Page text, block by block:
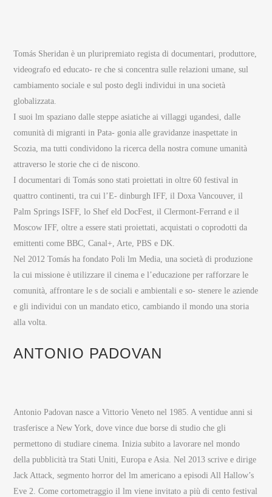
Tomás Sheridan è un pluripremiato regista di documentari, produttore,
videografo ed educato- re che si concentra sulle relazioni umane, sul
cambiamento sociale e sul posto degli individui in una società
globalizzata.
I suoi lm spaziano dalle steppe asiatiche ai villaggi ugandesi, dalle
comunità di migranti in Pata- gonia alle gravidanze inaspettate in
Scozia, ma tutti condividono la ricerca della nostra comune umanità
attraverso le storie che ci de niscono.
I documentari di Tomás sono stati proiettati in oltre 60 festival in
quattro continenti, tra cui l’E- dinburgh IFF, il Doxa Vancouver, il
Palm Springs ISFF, lo Shef eld DocFest, il Clermont-Ferrand e il
Moscow IFF, oltre a essere stati proiettati, acquistati o coprodotti da
emittenti come BBC, Canal+, Arte, PBS e DK.
Nel 2012 Tomás ha fondato Poli lm Media, una società di produzione
la cui missione è utilizzare il cinema e l’educazione per rafforzare le
comunità, affrontare le s de sociali e ambientali e so- stenere le aziende
e gli individui con un mandato etico, cambiando il mondo una storia
alla volta.
ANTONIO PADOVAN
Antonio Padovan nasce a Vittorio Veneto nel 1985. A ventidue anni si
trasferisce a New York, dove vince due borse di studio che gli
permettono di studiare cinema. Inizia subito a lavorare nel mondo
della pubblicità tra Stati Uniti, Europa e Asia. Nel 2013 scrive e dirige
Jack Attack, segmento horror del lm americano a episodi All Hallow’s
Eve 2. Come cortometraggio il lm viene invitato a più di cento festival